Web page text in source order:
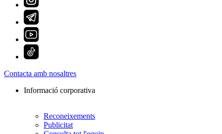
Contacta amb nosaltres
Informació corporativa
Reconeixements
Publicitat